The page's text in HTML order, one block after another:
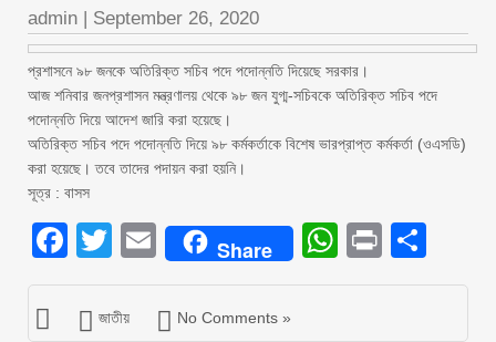
admin | September 26, 2020
প্রশাসনে ৯৮ জনকে অতিরিক্ত সচিব পদে পদোন্নতি দিয়েছে সরকার।
আজ শনিবার জনপ্রশাসন মন্ত্রণালয় থেকে ৯৮ জন যুগ্ম-সচিবকে অতিরিক্ত সচিব পদে
পদোন্নতি দিয়ে আদেশ জারি করা হয়েছে।
অতিরিক্ত সচিব পদে পদোন্নতি দিয়ে ৯৮ কর্মকর্তাকে বিশেষ ভারপ্রাপ্ত কর্মকর্তা (ওএসডি)
করা হয়েছে। তবে তাদের পদায়ন করা হয়নি।
সূত্র : বাসস
Facebook
Twitter
EmailShare Print
জাতীয় No Comments »